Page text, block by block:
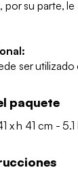
por su parte,
ser
paquete
x h 41 cm - 5.1